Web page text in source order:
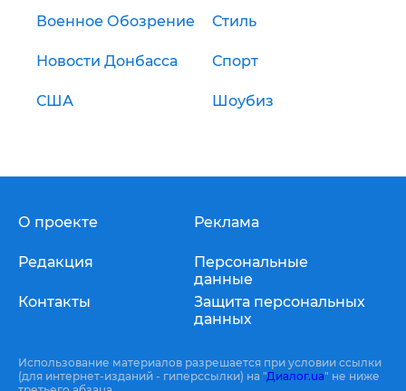
Военное Обозрение Стиль
Новости Донбасса Спорт
США Шоубиз
О проекте
Редакция
Контакты
Реклама
Персональные
данные
Защита персональных
данных
Использование материалов разрешается при условии ссылки
(для интернет-изданий - гиперссылки) на "Диалог.ua" не ниже